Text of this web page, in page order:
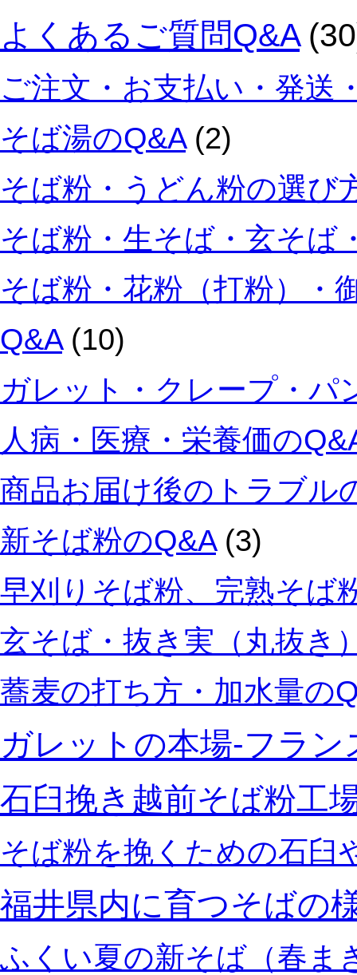
よくあるご質問Q&A
ご注文・お支払い・発送
そば湯のQ&A(2)
そば粉・うどん粉の選び
そば粉・生そば・玄そば
そば粉・花粉（打粉）・
Q&A(10)
ガレット・クレープ・パ
人病・医療・栄養価の
商品お届け後のトラブル
新そば粉のQ&A(3)
早刈りそば粉、完熟そば
玄そば・抜き実（丸抜き
蕎麦の打ち方・加水量の
ガレットの本場‐フラ
石臼挽き越前そば粉工
そば粉を挽くための石臼
福井県内に育つそばの
ふくい夏の新そば（春ま